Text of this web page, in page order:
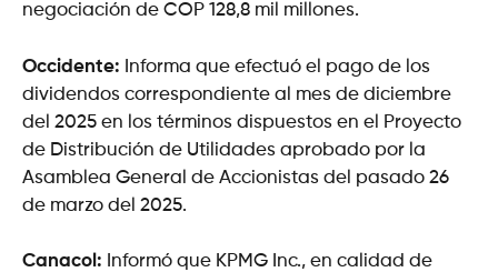
negociación de COP 128,8 mil millones.
Occidente: Informa que efectuó el pago de los
dividendos correspondiente al mes de diciembre
del 2025 en los términos dispuestos en el Proyecto
de Distribución de Utilidades aprobado por la
Asamblea General de Accionistas del pasado 26
de marzo del 2025.
Canacol: Informó que KPMG Inc., en calidad de